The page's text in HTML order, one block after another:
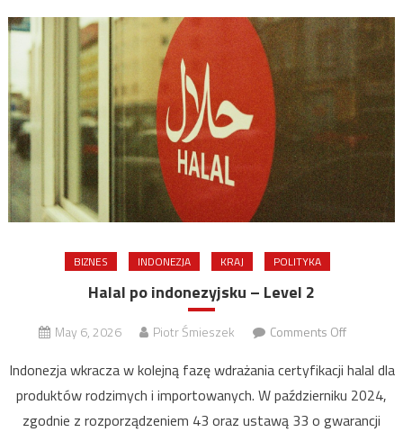
BIZNES INDONEZJA KRAJ POLITYKA
Halal po indonezyjsku – Level 2
May 6, 2026 Piotr Śmieszek Comments Offon
po
–
Indonezja wkracza w kolejną fazę wdrażania certyfikacji halal dla
produktów rodzimych i importowanych. W październiku 2024,
zgodnie z rozporządzeniem 43 oraz ustawą 33 o gwarancji